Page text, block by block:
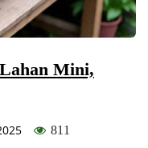
Mini,
811